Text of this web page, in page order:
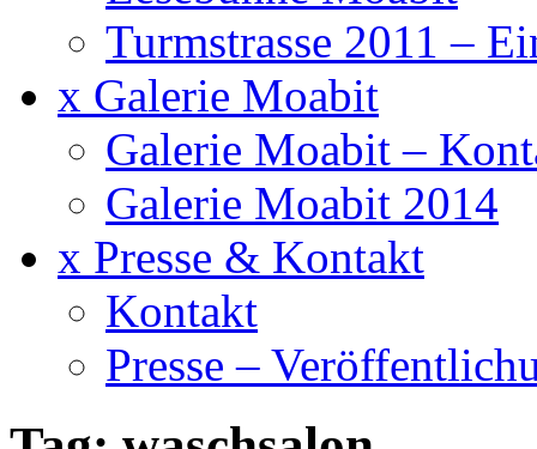
Turmstrasse 2011 –
x Galerie Moabit
Galerie Moabit –
Galerie Moabit 2014
x Presse & Kontakt
Kontakt
Presse –